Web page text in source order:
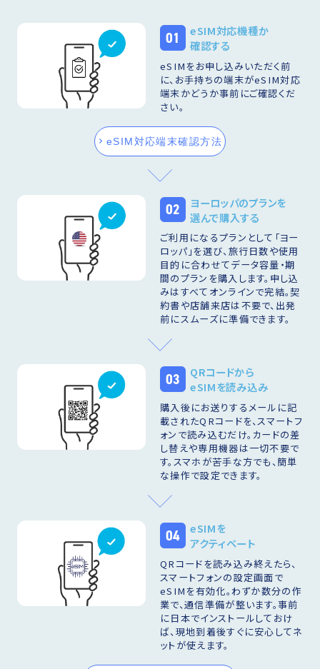
01
eSIM対応機種か
確認する
eSIMをお申し込みいただく前
に、お手持ちの端末がeSIM対応
端末かどうか事前にご確認くだ
さい。
eSIM対応端末確認方法
02
ヨーロッパのプランを
選んで購入する
ご利用になるプランとして「ヨー
ロッパ」を選び、旅行日数や使用
目的に合わせてデータ容量・期
間のプランを購入します。申し込
みはすべてオンラインで完結。契
約書や店舗来店は不要で、出発
前にスムーズに準備できます。
03
QRコードから
eSIMを読み込み
購入後にお送りするメールに記
載されたQRコードを、スマートフ
ォンで読み込むだけ。カードの差
し替えや専用機器は一切不要で
す。スマホが苦手な方でも、簡単
な操作で設定できます。
04
eSIMを
アクティベート
QRコードを読み込み終えたら、
スマートフォンの設定画面で
eSIMを有効化。わずか数分の作
業で、通信準備が整います。事前
に日本でインストールしておけ
ば、現地到着後すぐに安心してネ
ットが使えます。